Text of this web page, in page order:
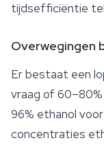
tijdsefficiëntie
Overwegingen
Er bestaat een
vraag of
96% ethanol
concentraties